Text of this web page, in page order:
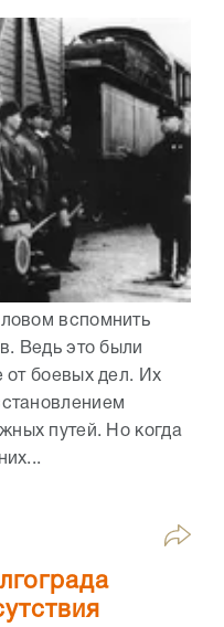
вспомнить
Ведь это были
от боевых дел. Их
путей. Но когда